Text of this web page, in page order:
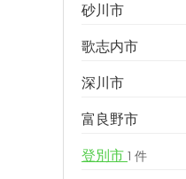
砂川市
歌志内市
深川市
富良野市
登別市 1 件